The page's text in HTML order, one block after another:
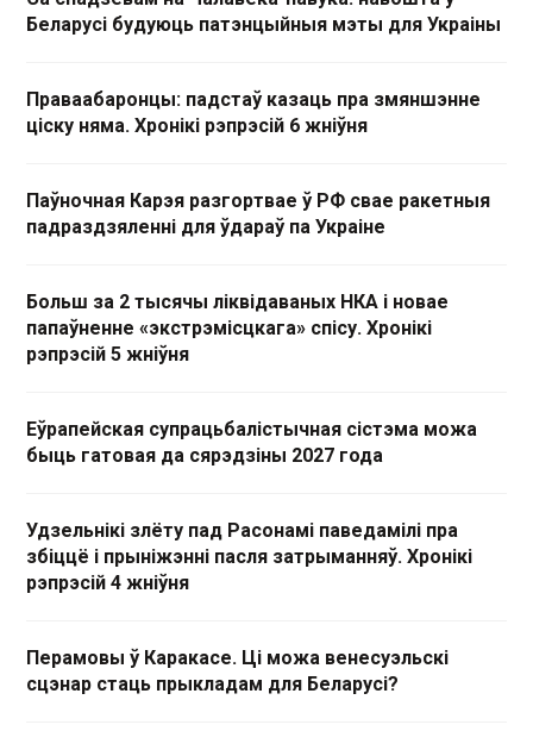
Беларусі будуюць патэнцыйныя мэты для Украіны
Праваабаронцы: падстаў казаць пра змяншэнне
ціску няма. Хронікі рэпрэсій 6 жніўня
Паўночная Карэя разгортвае ў РФ свае ракетныя
падраздзяленні для ўдараў па Украіне
Больш за 2 тысячы ліквідаваных НКА і новае
папаўненне «экстрэмісцкага» спісу. Хронікі
рэпрэсій 5 жніўня
Еўрапейская супрацьбалістычная сістэма можа
быць гатовая да сярэдзіны 2027 года
Удзельнікі злёту пад Расонамі паведамілі пра
збіццё і прыніжэнні пасля затрыманняў. Хронікі
рэпрэсій 4 жніўня
Перамовы ў Каракасе. Ці можа венесуэльскі
сцэнар стаць прыкладам для Беларусі?